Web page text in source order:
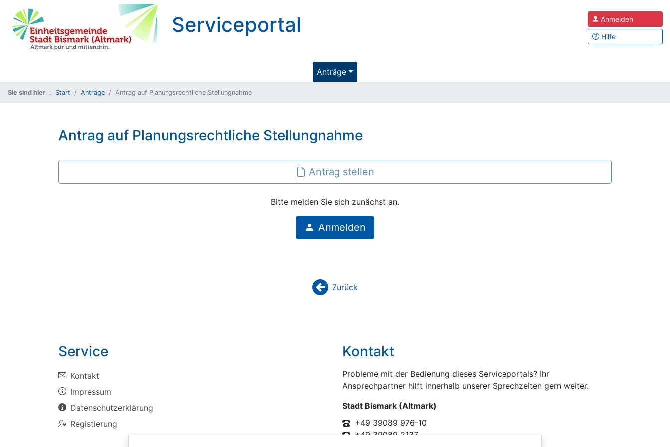
Serviceportal Anmelden
Hilfe
Anträge
Sie sind hier Start Anträge Antrag auf Planungsrechtliche Stellungnahme
Antrag auf Planungsrechtliche Stellungnahme
Antrag stellen
Bitte melden Sie sich zunächst an.
Anmelden
backward Zurück
Service
Kontakt
Impressum
Datenschutzerklärung
Registierung
Kontakt
Probleme mit der Bedienung dieses Serviceportals? Ihr
Ansprechpartner hilft innerhalb unserer Sprechzeiten gern weiter.
Stadt Bismark (Altmark)
+49 39089 976-10
+49 39089 2137